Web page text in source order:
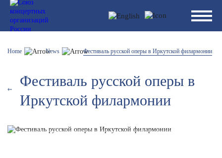
Home News Фестиваль русской оперы в Иркутской филармонии
Фестиваль русской оперы в
Иркутской филармонии